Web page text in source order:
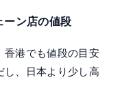
ーン店の値段
香港でも値段の目安
し、日本より少し高